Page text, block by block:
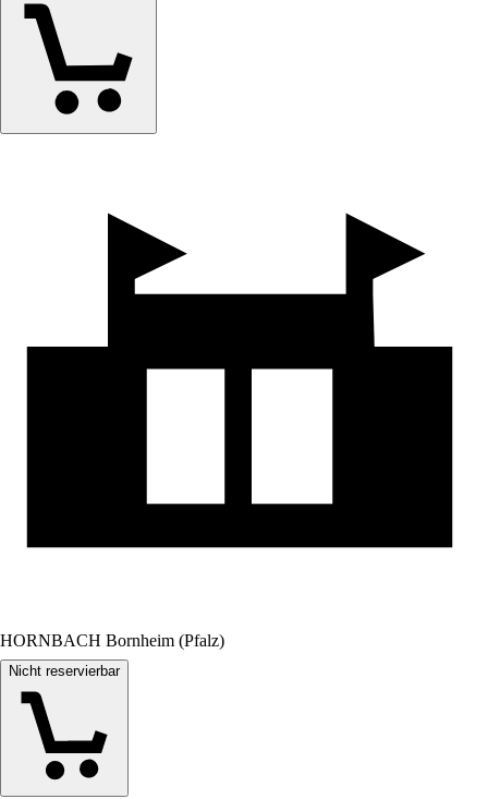
HORNBACH Bornheim (Pfalz)
Nicht reservierbar